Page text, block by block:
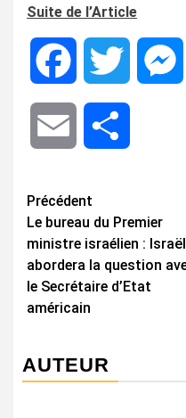
Suite de l’Article
Facebook Twitter
Email
Navigation
d’article
Précédent
Le bureau du Premier
ministre israélien : Israël
abordera la question
le Secrétaire d’Etat
américain
AUTEUR